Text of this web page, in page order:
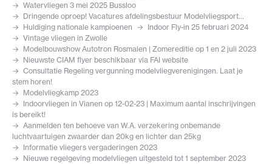
Watervliegen 3 mei 2025 Bussloo
Dringende oproep! Vacatures afdelingsbestuur Modelvliegsport...
Huldiging nationale kampioenen
Indoor Fly-in 25 februari 2024
Vintage vliegen in Zwolle
Modelbouwshow Autotron Rosmalen | Zomereditie op 1 en 2 juli 2023
Nieuwste CIAM flyer beschikbaar via FAI website
Consultatie Regeling vergunning modelvliegverenigingen. Laat je
stem horen!
Modelvliegkamp 2023
Indoorvliegen in Vianen op 12-02-23 | Maximum aantal inschrijvingen
is bereikt!
Aanmelden ten behoeve van W.A. verzekering onbemande
luchtvaartuigen zwaarder dan 20kg en lichter dan 25kg
Informatie vliegers vergaderingen 2023
Nieuwe regelgeving modelvliegen uitgesteld tot 1 september 2023